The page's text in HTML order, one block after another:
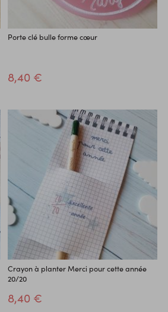
Porte clé bulle forme cœur
8,40 €
Crayon à planter Merci pour cette année
20/20
8,40 €